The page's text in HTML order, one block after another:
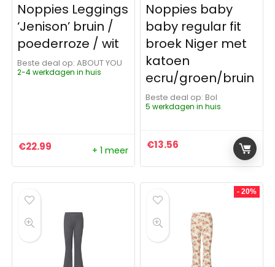
Noppies Leggings
‘Jenison’ bruin /
poederroze / wit
Beste deal op:
ABOUT YOU
2-4 werkdagen in huis
€22.99 + 1 meer
Noppies baby
baby regular fit
broek Niger met
katoen
ecru/groen/bruin
Beste deal op:
Bol
5 werkdagen in huis
€13.56
- 20%